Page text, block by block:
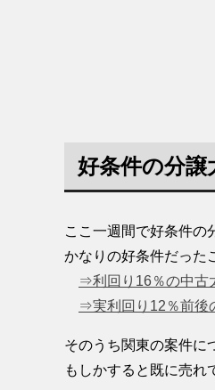
好条件の分
ここ一週間で好条件の
かなりの好条件だった
⇒利回り16％の中古
⇒実利回り12％前後
そのうち関東の案件に
もしかすると既に売れ